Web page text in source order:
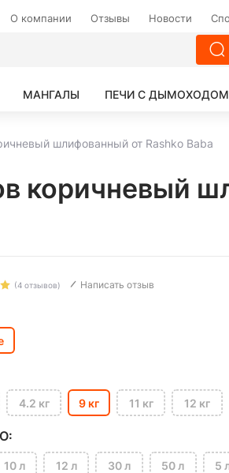
О компании Отзывы Новости
МАНГАЛЫ ПЕЧИ С ДЫМОХОДОМ
шлифованный от Rashko Baba
коричневый
(4 отзывов) Написать отзыв
4.2 кг 9 кг 11 кг 12 кг
10 л 12 л 30 л 50 л 5